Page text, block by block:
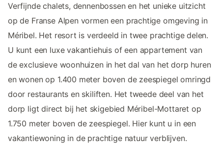
Verfijnde chalets, dennenbossen en het unieke uitzicht
op de Franse Alpen vormen een prachtige omgeving in
Méribel. Het resort is verdeeld in twee prachtige delen.
U kunt een luxe vakantiehuis of een appartement van
de exclusieve woonhuizen in het dal van het dorp huren
en wonen op 1.400 meter boven de zeespiegel omringd
door restaurants en skiliften. Het tweede deel van het
dorp ligt direct bij het skigebied Méribel-Mottaret op
1.750 meter boven de zeespiegel. Hier kunt u in een
vakantiewoning in de prachtige natuur verblijven.